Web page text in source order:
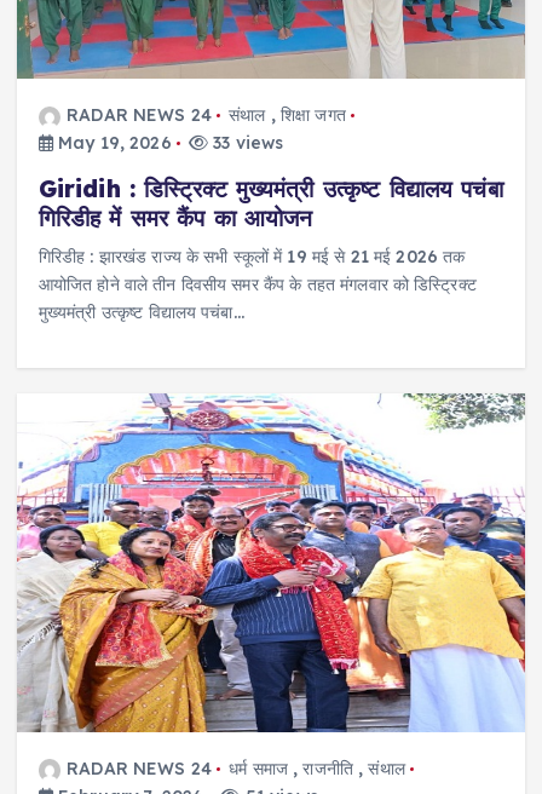
RADAR NEWS 24 संथाल,शिक्षा जगत
May 19, 2026
33 views
Giridih : डिस्ट्रिक्ट मुख्यमंत्री उत्कृष्ट विद्यालय पचंबा
गिरिडीह में समर कैंप का आयोजन
गिरिडीह : झारखंड राज्य के सभी स्कूलों में 19 मई से 21 मई 2026 तक
आयोजित होने वाले तीन दिवसीय समर कैंप के तहत मंगलवार को डिस्ट्रिक्ट
मुख्यमंत्री उत्कृष्ट विद्यालय पचंबा…
RADAR NEWS 24 धर्म समाज ,राजनीति ,संथाल